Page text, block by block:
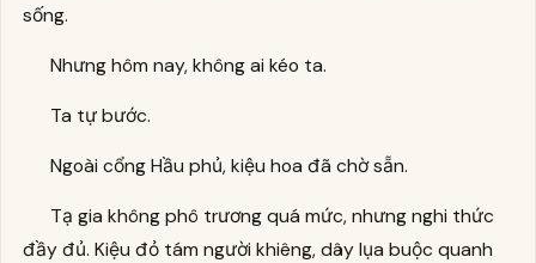
sống.
Nhưng hôm nay, không ai kéo ta.
Ta tự bước.
Ngoài cổng Hầu phủ, kiệu hoa đã chờ sẵn.
Tạ gia không phô trương quá mức, nhưng nghi thức
đầy đủ. Kiệu đỏ tám người khiêng, dây lụa buộc quanh